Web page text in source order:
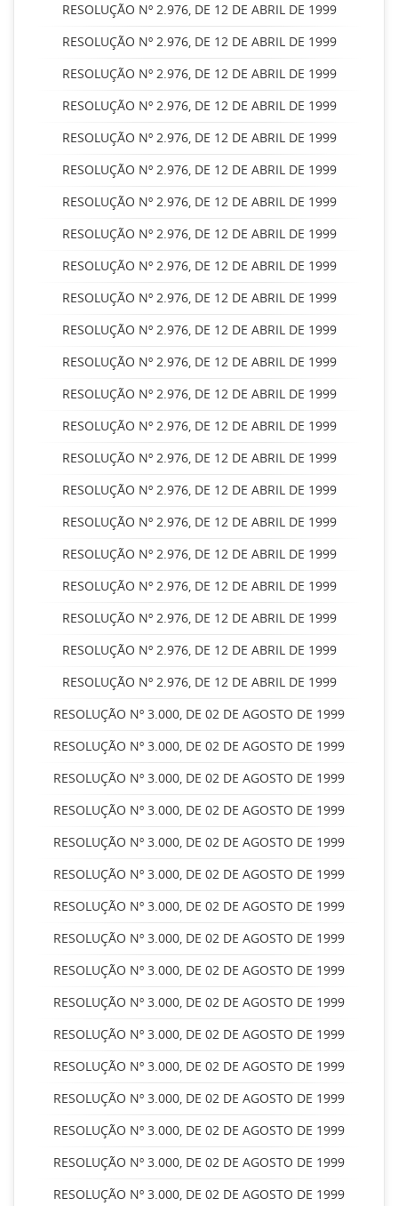
RESOLUÇÃO Nº 2.976, DE 12 DE ABRIL DE 1999
RESOLUÇÃO Nº 2.976, DE 12 DE ABRIL DE 1999
RESOLUÇÃO Nº 2.976, DE 12 DE ABRIL DE 1999
RESOLUÇÃO Nº 2.976, DE 12 DE ABRIL DE 1999
RESOLUÇÃO Nº 2.976, DE 12 DE ABRIL DE 1999
RESOLUÇÃO Nº 2.976, DE 12 DE ABRIL DE 1999
RESOLUÇÃO Nº 2.976, DE 12 DE ABRIL DE 1999
RESOLUÇÃO Nº 2.976, DE 12 DE ABRIL DE 1999
RESOLUÇÃO Nº 2.976, DE 12 DE ABRIL DE 1999
RESOLUÇÃO Nº 2.976, DE 12 DE ABRIL DE 1999
RESOLUÇÃO Nº 2.976, DE 12 DE ABRIL DE 1999
RESOLUÇÃO Nº 2.976, DE 12 DE ABRIL DE 1999
RESOLUÇÃO Nº 2.976, DE 12 DE ABRIL DE 1999
RESOLUÇÃO Nº 2.976, DE 12 DE ABRIL DE 1999
RESOLUÇÃO Nº 2.976, DE 12 DE ABRIL DE 1999
RESOLUÇÃO Nº 2.976, DE 12 DE ABRIL DE 1999
RESOLUÇÃO Nº 2.976, DE 12 DE ABRIL DE 1999
RESOLUÇÃO Nº 2.976, DE 12 DE ABRIL DE 1999
RESOLUÇÃO Nº 2.976, DE 12 DE ABRIL DE 1999
RESOLUÇÃO Nº 2.976, DE 12 DE ABRIL DE 1999
RESOLUÇÃO Nº 2.976, DE 12 DE ABRIL DE 1999
RESOLUÇÃO Nº 2.976, DE 12 DE ABRIL DE 1999
RESOLUÇÃO Nº 3.000, DE 02 DE AGOSTO DE 1999
RESOLUÇÃO Nº 3.000, DE 02 DE AGOSTO DE 1999
RESOLUÇÃO Nº 3.000, DE 02 DE AGOSTO DE 1999
RESOLUÇÃO Nº 3.000, DE 02 DE AGOSTO DE 1999
RESOLUÇÃO Nº 3.000, DE 02 DE AGOSTO DE 1999
RESOLUÇÃO Nº 3.000, DE 02 DE AGOSTO DE 1999
RESOLUÇÃO Nº 3.000, DE 02 DE AGOSTO DE 1999
RESOLUÇÃO Nº 3.000, DE 02 DE AGOSTO DE 1999
RESOLUÇÃO Nº 3.000, DE 02 DE AGOSTO DE 1999
RESOLUÇÃO Nº 3.000, DE 02 DE AGOSTO DE 1999
RESOLUÇÃO Nº 3.000, DE 02 DE AGOSTO DE 1999
RESOLUÇÃO Nº 3.000, DE 02 DE AGOSTO DE 1999
RESOLUÇÃO Nº 3.000, DE 02 DE AGOSTO DE 1999
RESOLUÇÃO Nº 3.000, DE 02 DE AGOSTO DE 1999
RESOLUÇÃO Nº 3.000, DE 02 DE AGOSTO DE 1999
RESOLUÇÃO Nº 3.000, DE 02 DE AGOSTO DE 1999